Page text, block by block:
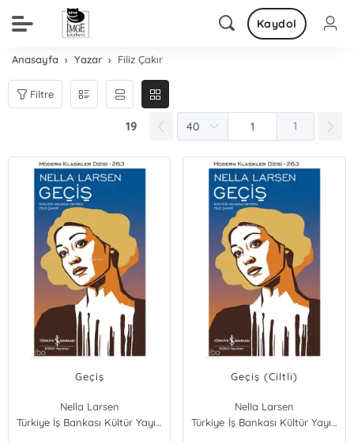
Kaydol
Anasayfa Yazar Filiz Çakır
Filtre
19 1
Geçiş
Nella Larsen
Türkiye İş Bankası Kültür Yayınları
Geçiş (Ciltli)
Nella Larsen
Türkiye İş Bankası Kültür Yayınları